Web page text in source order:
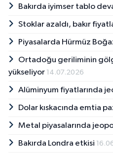
Bakırda iyimser tablo
Stoklar azaldı, bakır
Piyasalarda Hürmüz
Ortadoğu geriliminin
yükseliyor 14.07.2026
Alüminyum fiyatlarında
Dolar kıskacında emtia
Metal piyasalarında
Bakırda Londra etkisi